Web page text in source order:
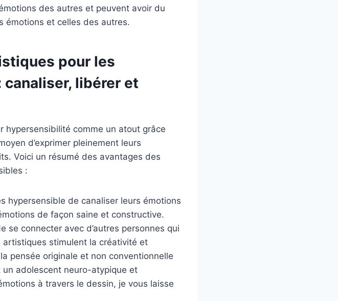
des autres et peuvent avoir du
émotions et celles des autres.
pour les
libérer et
hypersensibilité comme un atout grâce
d’exprimer pleinement leurs
Voici un résumé des avantages des
:
hypersensible de canaliser leurs émotions
de façon saine et constructive.
connecter avec d’autres personnes qui
stimulent la créativité et
pensée originale et non conventionnelle
un adolescent neuro-atypique et
à travers le dessin, je vous laisse